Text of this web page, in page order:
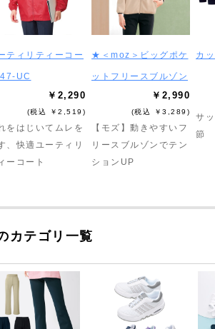
ティリティーコー
47-UC
￥2,290
(税込 ￥2,519)
をはじいてムレを
、快適ユーティリ
ーコート
★＜moz＞ビッグポケ
ットフリースブルゾン
￥2,990
(税込 ￥3,289)
【モズ】動きやすいフ
リースブルゾンでテン
ションUP
カ
サ
節
カテゴリ一覧